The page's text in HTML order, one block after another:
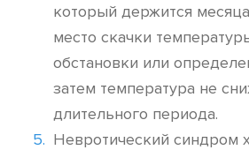
который держится
место скачки
обстановки или
затем температура не
длительного периода.
Невротический синдром